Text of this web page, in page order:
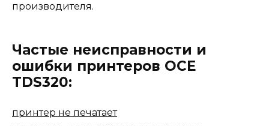
производителя.
Частые неисправности и
ошибки принтеров OCE
TDS320:
принтер не печатает